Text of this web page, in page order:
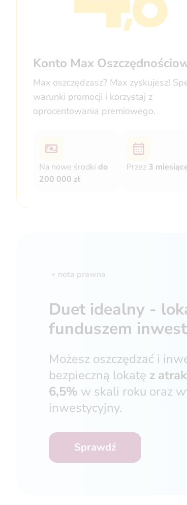
Konto Max
Max oszczędzasz? Max zyskujesz!
warunki promocji i korzystaj z
oprocentowania premiowego.
Na nowe środki do
200 000 zł
Przez 3
+ nota prawna
Duet idealny -
funduszem
Możesz oszczędzać i
bezpieczną lokatę z
6,5% w skali roku oraz
inwestycyjny.
Sprawdź